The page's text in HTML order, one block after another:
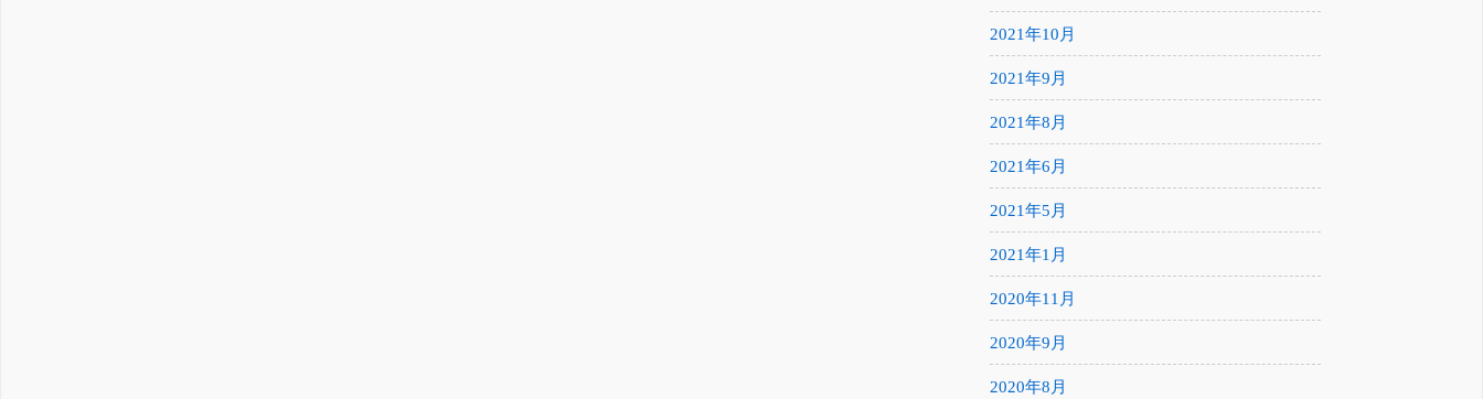
2021年10月
2021年9月
2021年8月
2021年6月
2021年5月
2021年1月
2020年11月
2020年9月
2020年8月